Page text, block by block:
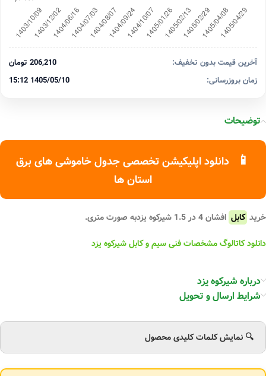
آخرین قیمت بدون تخفیف:
206,210 تومان
زمان بروزرسانی:
1405/05/10 15:12
توضیحات
📱
دانلود اپلیکیشن تخصصی جدول خاموشی های برق
استان ها
خرید کابل افشان 4 در 1.5 شیرکوه یزدبه صورت متری.
دانلود کاتالوگ مشخصات فنی سیم و کابل شیرکوه یزد
درباره شیرکوه یزد
شرایط ارسال و تحویل
🔍 نمایش کلمات کلیدی محصول